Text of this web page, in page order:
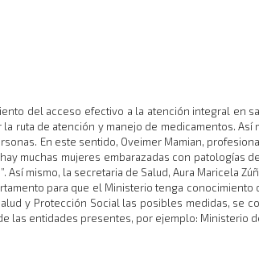
del acceso efectivo a la atención integral
ruta de atención y manejo de medicamentos.
En este sentido, Oveimer Mamian,
muchas mujeres embarazadas con patologías
mismo, la secretaria de Salud, Aura Maricela
para que el Ministerio tenga
y Protección Social las posibles medidas, se
las entidades presentes, por ejemplo: Ministerio